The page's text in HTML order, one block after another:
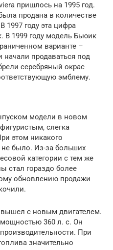
пришлось на 1995 год.
продана в количестве
1997 году эта цифра
В 1999 году модель Бьюик
варианте –
продаваться под
серебряный окрас
эмблему.
модели в новом
слегка
этом никакого
было. Из-за больших
категории с тем же
стал гораздо более
обновлению продажи
вышел с новым двигателем.
360 л. с. Он
При
значительно